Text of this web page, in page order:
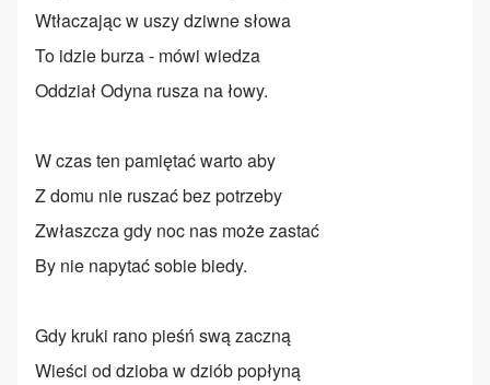
Wtłaczając w uszy dziwne słowa
To idzie burza - mówi wiedza
Oddział Odyna rusza na łowy.
W czas ten pamiętać warto aby
Z domu nie ruszać bez potrzeby
Zwłaszcza gdy noc nas może zastać
By nie napytać sobie biedy.
Gdy kruki rano pieśń swą zaczną
Wieści od dzioba w dziób popłyną